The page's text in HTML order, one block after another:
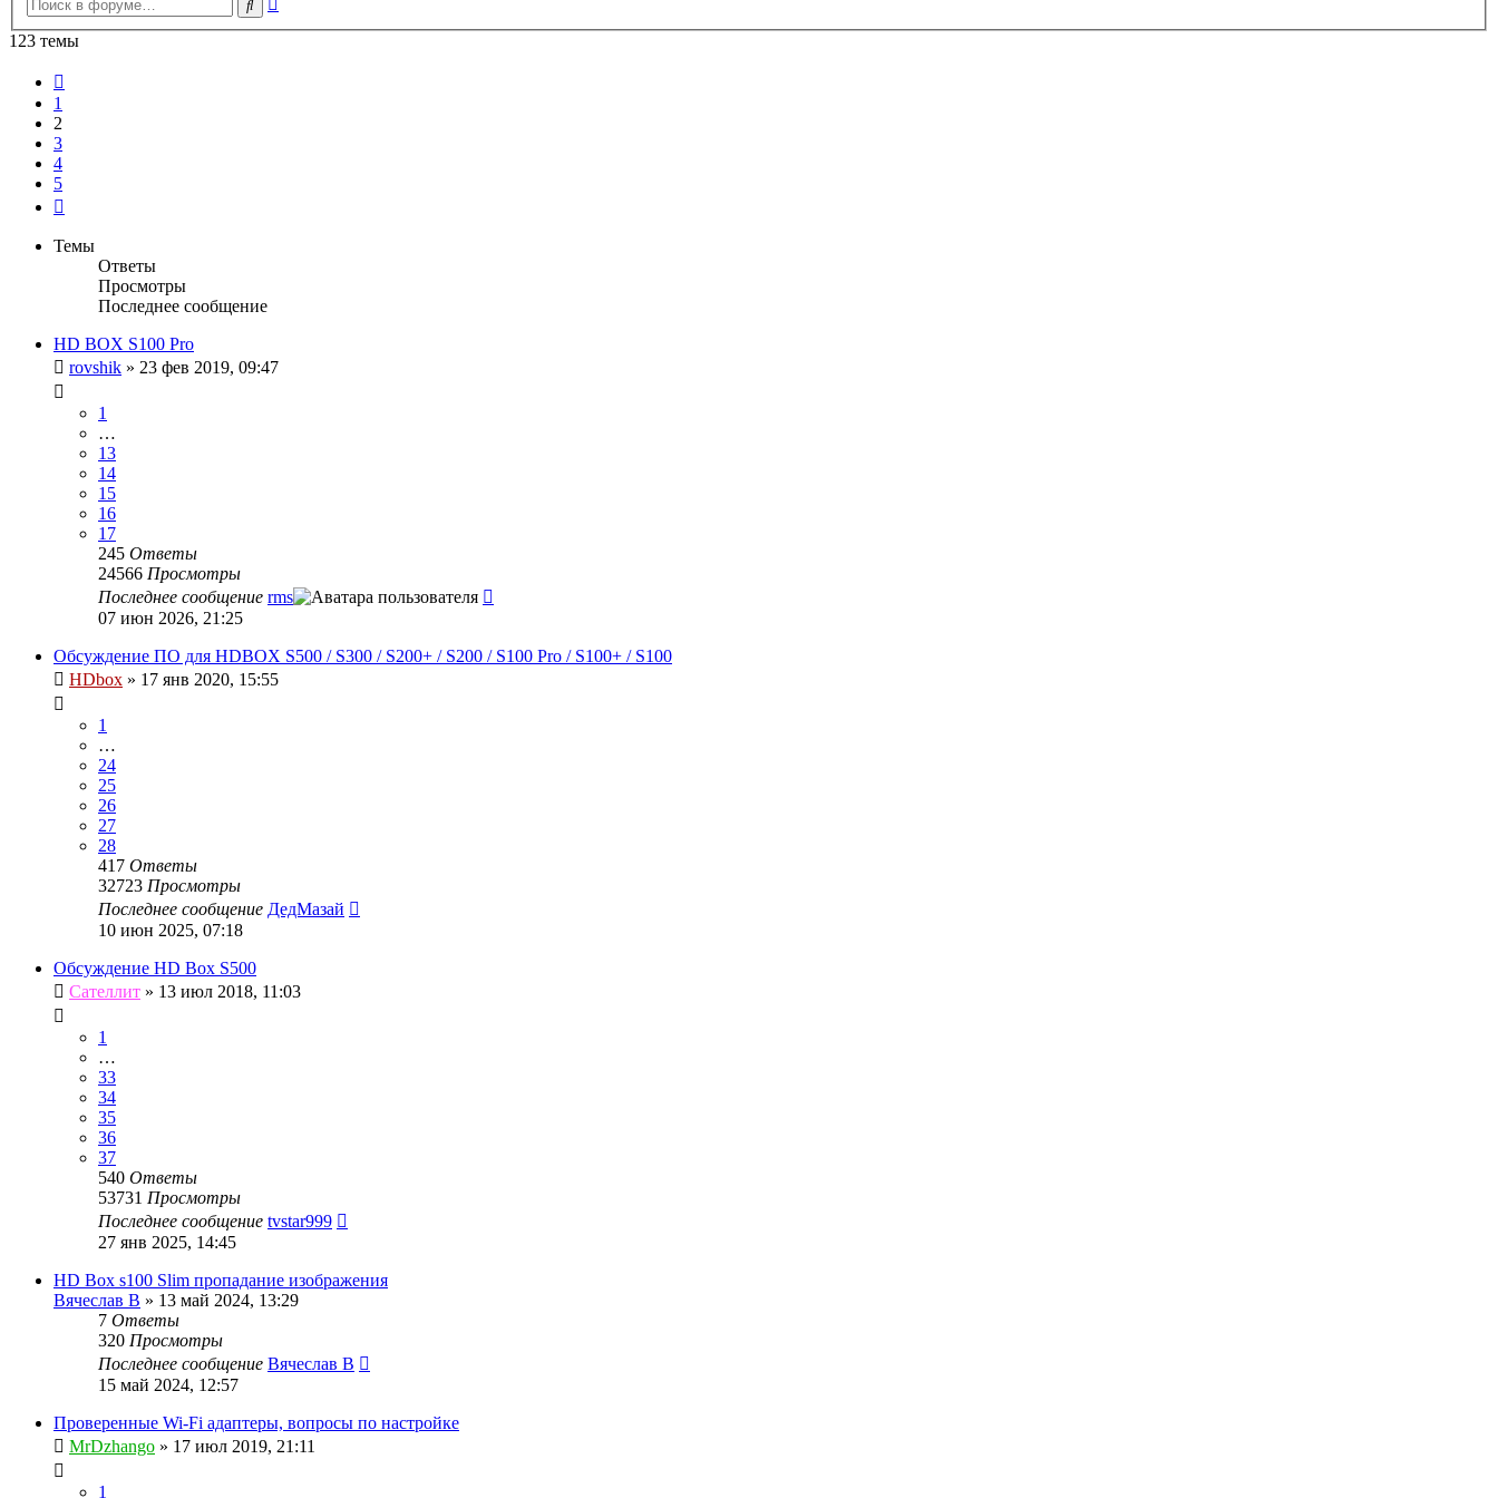
Поиск
123 темы
1
2
3
4
5
Темы
Ответы
Просмотры
Последнее сообщение
HD BOX S100 Pro
rovshik » 23 фев 2019, 09:47
1
…
13
14
15
16
17
245 Ответы
24566 Просмотры
Последнее сообщение rms
07 июн 2026, 21:25
Обсуждение ПО для HDBOX S500 / S300 / S200+ / S200 / S100 Pro / S100+ / S100
HDbox » 17 янв 2020, 15:55
1
…
24
25
26
27
28
417 Ответы
32723 Просмотры
Последнее сообщение ДедМазай
10 июн 2025, 07:18
Обсуждение HD Box S500
Сателлит » 13 июл 2018, 11:03
1
…
33
34
35
36
37
540 Ответы
53731 Просмотры
Последнее сообщение tvstar999
27 янв 2025, 14:45
HD Box s100 Slim пропадание изображения
Вячеслав В » 13 май 2024, 13:29
7 Ответы
320 Просмотры
Последнее сообщение Вячеслав В
15 май 2024, 12:57
Проверенные Wi-Fi адаптеры, вопросы по настройке
MrDzhango » 17 июл 2019, 21:11
1